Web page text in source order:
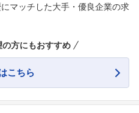
マッチした大手・優良企業の求
方にもおすすめ
こちら